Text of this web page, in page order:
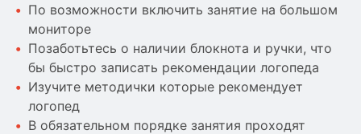
По возможности включить занятие на большом
мониторе
Позаботьтесь о наличии блокнота и ручки, что
бы быстро записать рекомендации логопеда
Изучите методички которые рекомендует
логопед
В обязательном порядке занятия проходят